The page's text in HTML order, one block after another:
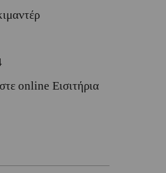
online Εισιτήρια